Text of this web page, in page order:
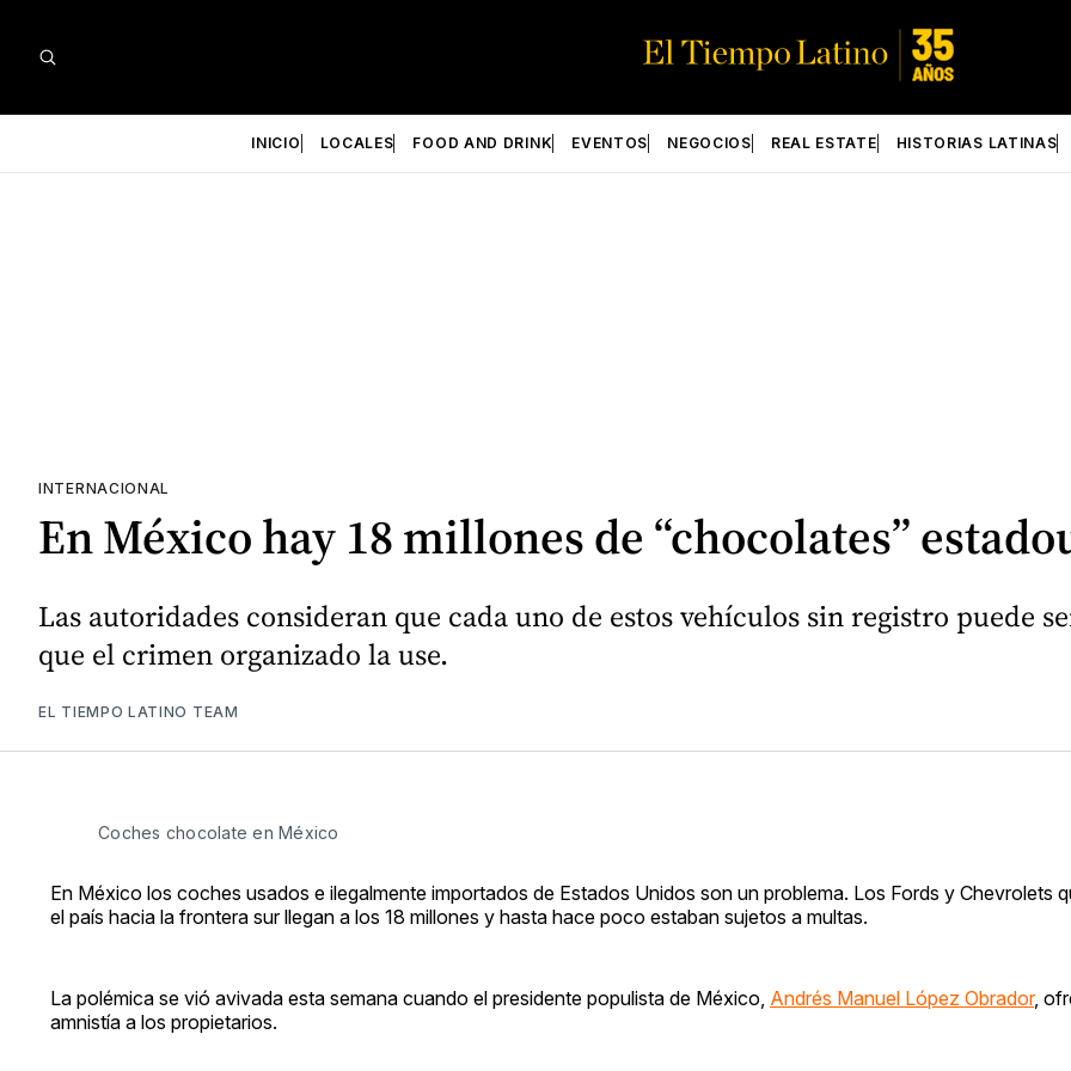
INICIO LOCALES FOOD AND DRINK EVENTOS NEGOCIOS REAL ESTATE HISTORIAS LATINAS
INTERNACIONAL
En México hay 18 millones de “chocolates”
Las autoridades consideran que cada uno de estos vehículos sin registro puede
que el crimen organizado la use.
EL TIEMPO LATINO TEAM
Coches chocolate en México
En México los coches usados e ilegalmente importados de Estados Unidos son un problema. Los Fords y Chevrolets
el país hacia la frontera sur llegan a los 18 millones y hasta hace poco estaban sujetos a multas.
La polémica se vió avivada esta semana cuando el presidente populista de México, Andrés Manuel López Obrador,
amnistía a los propietarios.